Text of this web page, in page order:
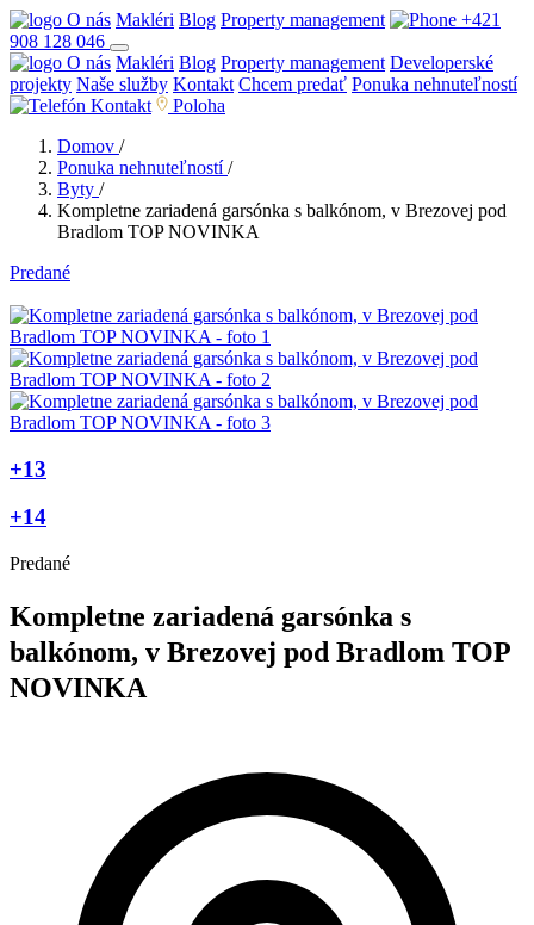
O nás Makléri Blog Property management
+421
908 128 046
O nás Makléri Blog Property management Developerské
projekty Naše služby Kontakt Chcem predať Ponuka nehnuteľností
Kontakt
Poloha
Domov /
Ponuka nehnuteľností /
Byty /
Kompletne zariadená garsónka s balkónom, v Brezovej pod
Bradlom TOP NOVINKA
Predané
+13
+14
Predané
Kompletne zariadená garsónka s
balkónom, v Brezovej pod Bradlom TOP
NOVINKA